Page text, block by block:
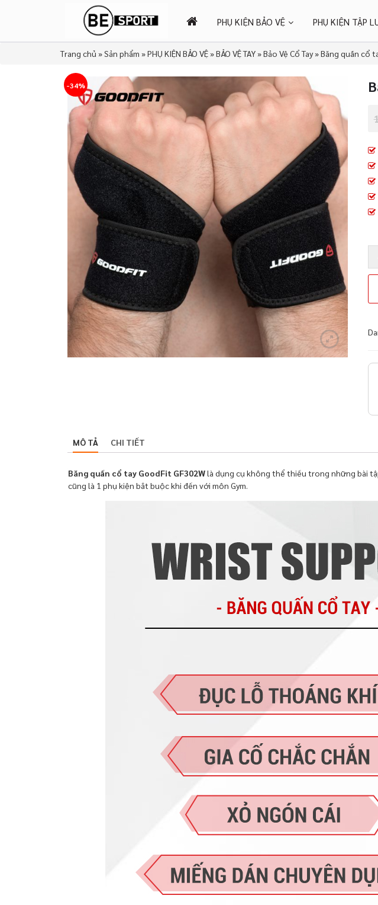
PHỤ KIỆN BẢO VỆ PHỤ KIỆN TẬP
Trang chủ »Sản phẩm »PHỤ KIỆN BẢO VỆ»BẢO VỆ TAY»Bảo Vệ Cổ Tay»Băng quấn cổ
-34%
MÔ TẢ CHI TIẾT
Băng quấn cổ tay GoodFit GF302Wlà dụng cụ không thể thiếu trong những bài
cũng là 1 phụ kiện bắt buộc khi đến với môn Gym.